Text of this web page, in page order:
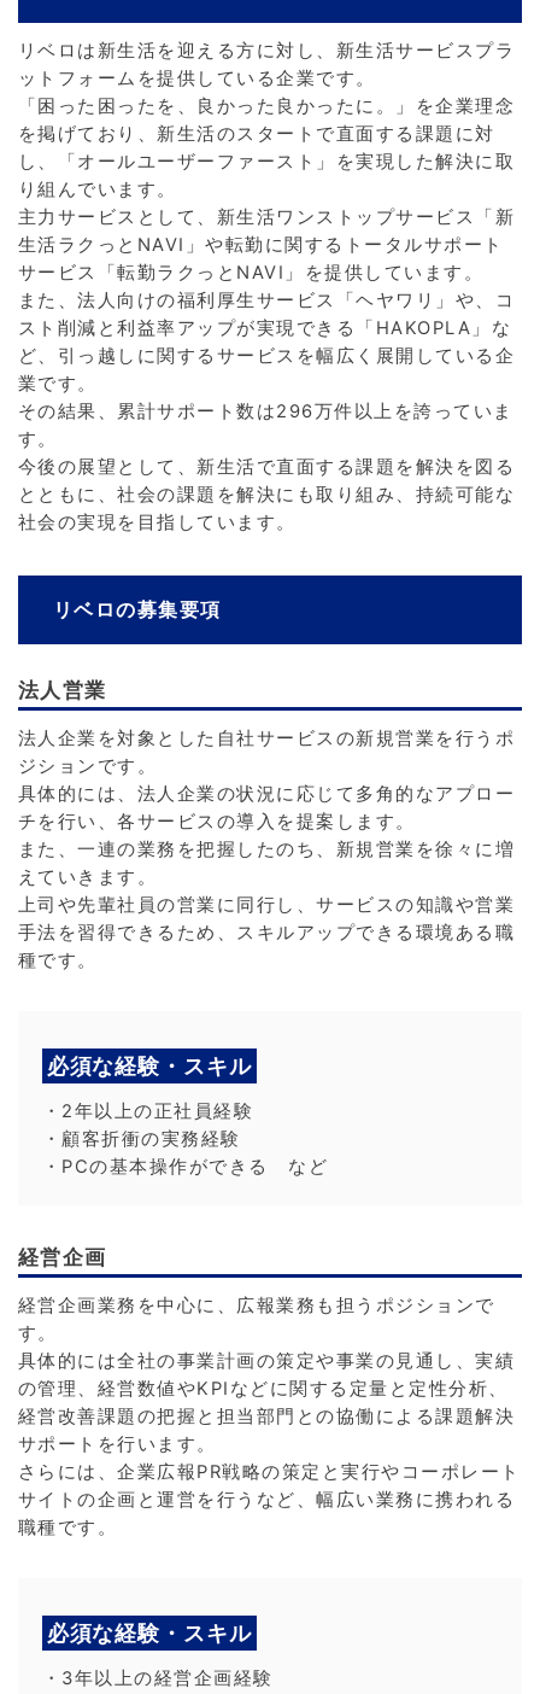
リベロは新生活を迎える方に対し、新生活サービスプラ
ットフォームを提供している企業です。
「困った困ったを、良かった良かったに。」を企業理念
を掲げており、新生活のスタートで直面する課題に対
し、「オールユーザーファースト」を実現した解決に取
り組んでいます。
主力サービスとして、新生活ワンストップサービス「新
生活ラクっとNAVI」や転勤に関するトータルサポート
サービス「転勤ラクっとNAVI」を提供しています。
また、法人向けの福利厚生サービス「ヘヤワリ」や、コ
スト削減と利益率アップが実現できる「HAKOPLA」な
ど、引っ越しに関するサービスを幅広く展開している企
業です。
その結果、累計サポート数は296万件以上を誇っていま
す。
今後の展望として、新生活で直面する課題を解決を図る
とともに、社会の課題を解決にも取り組み、持続可能な
社会の実現を目指しています。
リベロの募集要項
法人営業
法人企業を対象とした自社サービスの新規営業を行うポ
ジションです。
具体的には、法人企業の状況に応じて多角的なアプロー
チを行い、各サービスの導入を提案します。
また、一連の業務を把握したのち、新規営業を徐々に増
えていきます。
上司や先輩社員の営業に同行し、サービスの知識や営業
手法を習得できるため、スキルアップできる環境ある職
種です。
必須な経験・スキル
・2年以上の正社員経験
・顧客折衝の実務経験
・PCの基本操作ができる など
経営企画
経営企画業務を中心に、広報業務も担うポジションで
す。
具体的には全社の事業計画の策定や事業の見通し、実績
の管理、経営数値やKPIなどに関する定量と定性分析、
経営改善課題の把握と担当部門との協働による課題解決
サポートを行います。
さらには、企業広報PR戦略の策定と実行やコーポレート
サイトの企画と運営を行うなど、幅広い業務に携われる
職種です。
必須な経験・スキル
・3年以上の経営企画経験